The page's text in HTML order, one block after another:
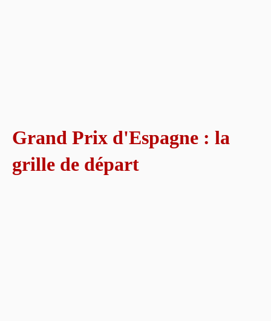
Grand Prix d'Espagne : la
grille de départ